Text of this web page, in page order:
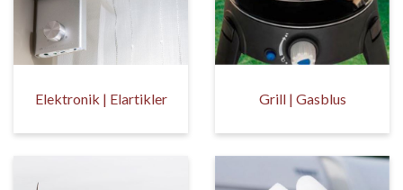
Elektronik | Elartikler Grill | Gasblus